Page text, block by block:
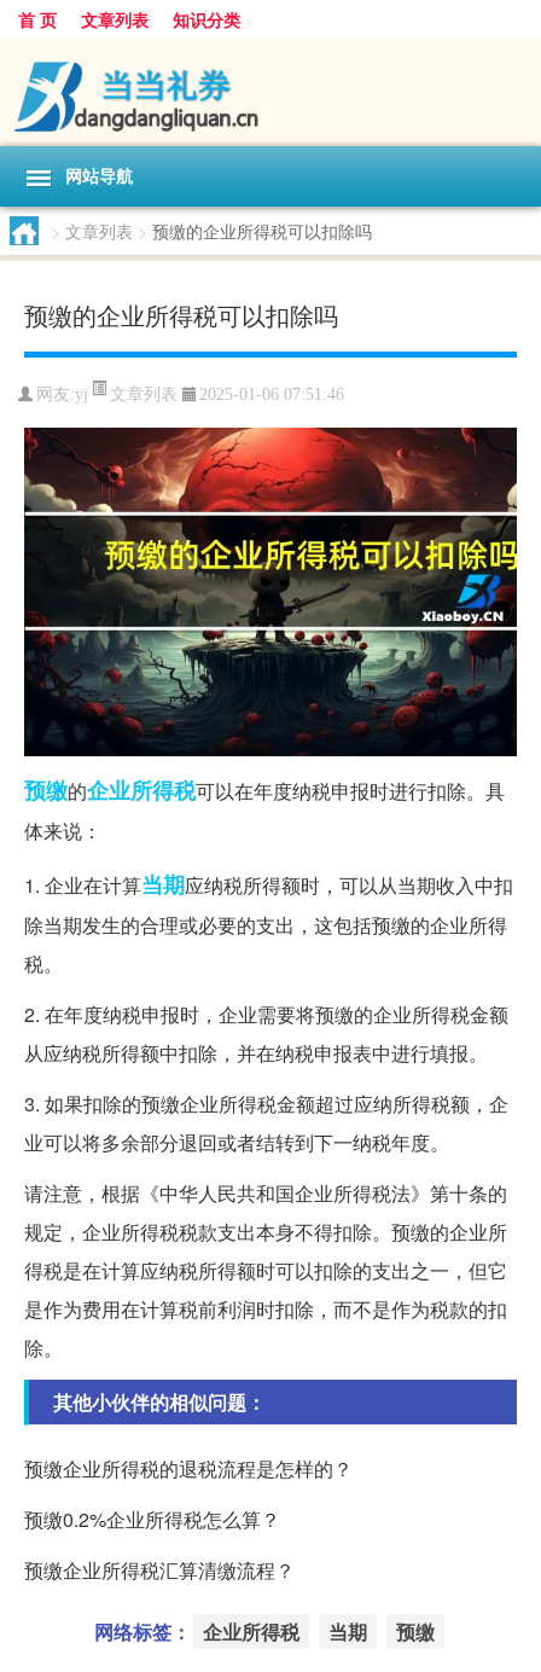
首 页 文章列表 知识分类
网站导航
> 文章列表 > 预缴的企业所得税可以扣除吗
预缴的企业所得税可以扣除吗
网友:yj 文章列表 2025-01-06 07:51:46
预缴的企业所得税可以在年度纳税申报时进行扣除。具
体来说：
1. 企业在计算当期应纳税所得额时，可以从当期收入中扣
除当期发生的合理或必要的支出，这包括预缴的企业所得
税。
2. 在年度纳税申报时，企业需要将预缴的企业所得税金额
从应纳税所得额中扣除，并在纳税申报表中进行填报。
3. 如果扣除的预缴企业所得税金额超过应纳所得税额，企
业可以将多余部分退回或者结转到下一纳税年度。
请注意，根据《中华人民共和国企业所得税法》第十条的
规定，企业所得税税款支出本身不得扣除。预缴的企业所
得税是在计算应纳税所得额时可以扣除的支出之一，但它
是作为费用在计算税前利润时扣除，而不是作为税款的扣
除。
其他小伙伴的相似问题：
预缴企业所得税的退税流程是怎样的？
预缴0.2%企业所得税怎么算？
预缴企业所得税汇算清缴流程？
网络标签： 企业所得税 当期 预缴